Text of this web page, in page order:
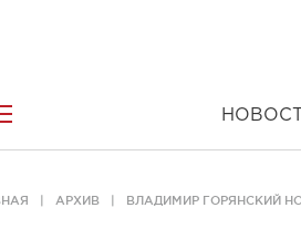
АРХИВ ВЛАДИМИР ГОРЯНСКИЙ